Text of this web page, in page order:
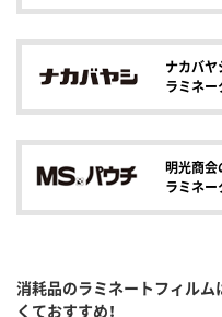
ナカバヤ
ラミネー
明光商会
ラミネー
消耗品のラミネートフィル
くておすすめ！